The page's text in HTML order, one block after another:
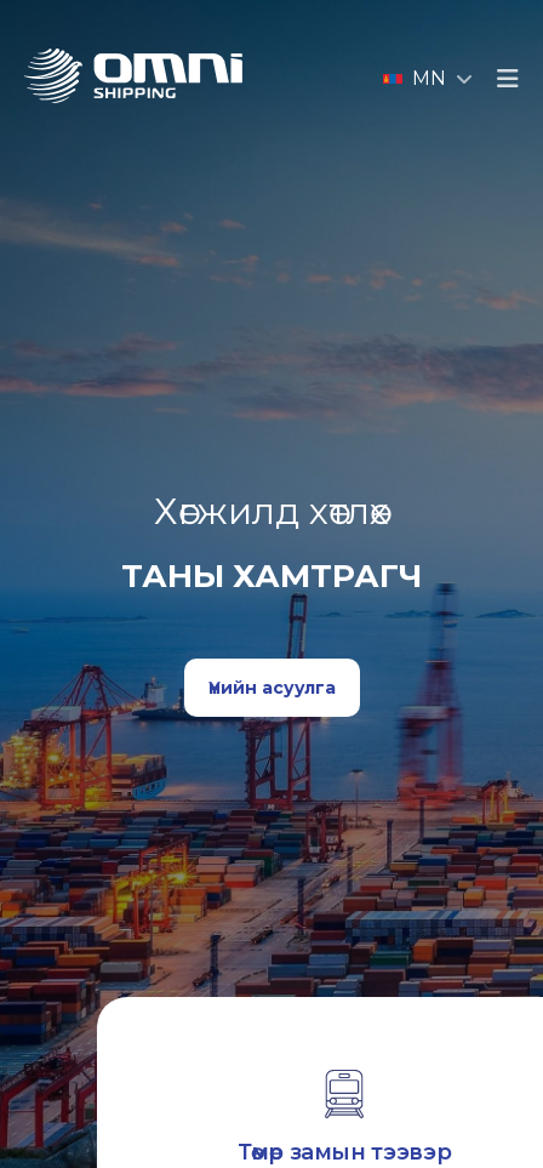
MN
Хөгжилд хөтлөх
ТАНЫ ХАМТРАГЧ
Үнийн асуулга
Төмөр замын тээвэр